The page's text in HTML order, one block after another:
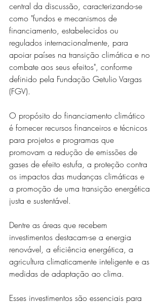
central da discussão, caracterizando-se
como "fundos e mecanismos de
financiamento, estabelecidos ou
regulados internacionalmente, para
apoiar países na transição climática e no
combate aos seus efeitos", conforme
definido pela Fundação Getulio Vargas
(FGV).
O propósito do financiamento climático
é fornecer recursos financeiros e técnicos
para projetos e programas que
promovam a redução de emissões de
gases de efeito estufa, a proteção contra
os impactos das mudanças climáticas e
a promoção de uma transição energética
justa e sustentável.
Dentre as áreas que recebem
investimentos destacam-se a energia
renovável, a eficiência energética, a
agricultura climaticamente inteligente e as
medidas de adaptação ao clima.
Esses investimentos são essenciais para